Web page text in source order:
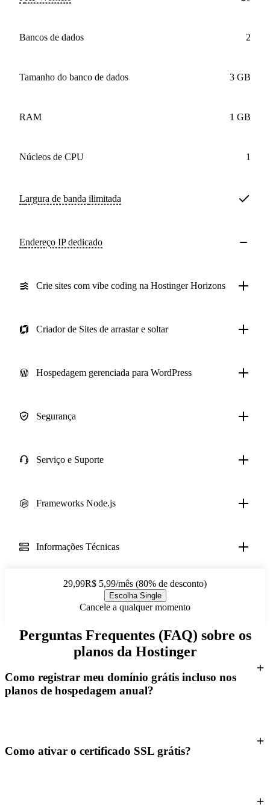
bancos de dados 2
Tamanho do banco de dados 3 GB
RAM 1 GB
núcleos de CPU 1
Largura de banda ilimitada
Endereço IP dedicado
Crie sites com vibe coding na Hostinger Horizons
Criador de Sites de arrastar e soltar
Hospedagem gerenciada para WordPress
Segurança
Serviço e Suporte
Frameworks Node.js
Informações Técnicas
29,99R$ 5,99/mês (80% de desconto)
Escolha Single
Cancele a qualquer momento
Perguntas Frequentes (FAQ) sobre os
planos da Hostinger
Como registrar meu domínio grátis incluso nos
planos de hospedagem anual?
Como ativar o certificado SSL grátis?